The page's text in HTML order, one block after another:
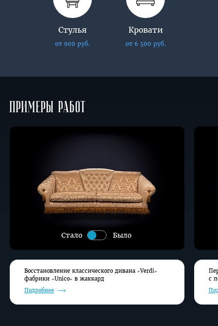
Стулья
от 900 руб.
Кровати
от 6 500 руб.
Примеры работ
Восстановление
в жаккард
Было
Стало
Восстановление классического дивана «Verdi»
фабрики «Unico» в жаккард
Подробнее
с